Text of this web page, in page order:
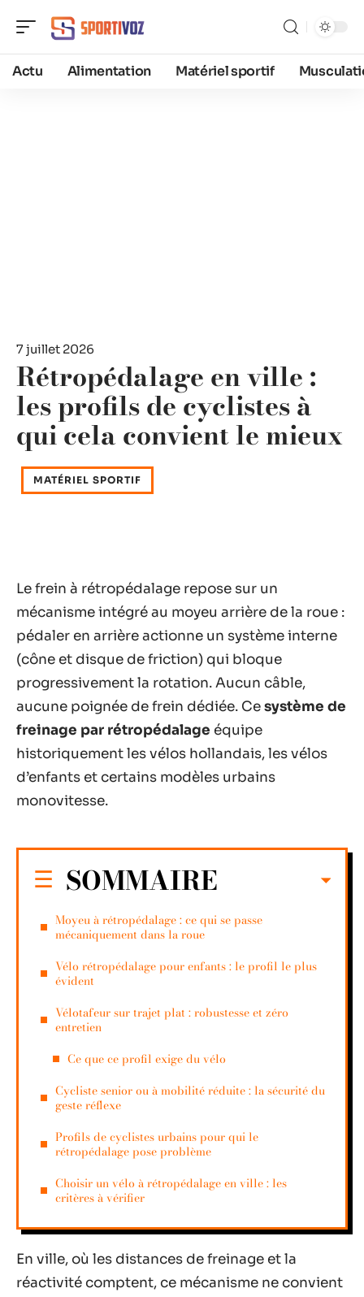
Actu Alimentation Matériel sportif
7 juillet 2026
Rétropédalage en ville :
les profils de cyclistes à
qui cela convient le mieux
MATÉRIEL SPORTIF
Le frein à rétropédalage repose sur un
mécanisme intégré au moyeu arrière de la roue :
pédaler en arrière actionne un système interne
(cône et disque de friction) qui bloque
progressivement la rotation. Aucun câble,
aucune poignée de frein dédiée. Cesystème de
freinage par rétropédalage équipe
historiquement les vélos hollandais, les vélos
d’enfants et certains modèles urbains
monovitesse.
SOMMAIRE
Moyeu à rétropédalage : ce qui se passe
mécaniquement dans la roue
Vélo rétropédalage pour enfants : le profil le plus
évident
Vélotafeur sur trajet plat : robustesse et zéro
entretien
Ce que ce profil exige du vélo
Cycliste senior ou à mobilité réduite : la sécurité du
geste réflexe
Profils de cyclistes urbains pour qui le
rétropédalage pose problème
Choisir un vélo à rétropédalage en ville : les
critères à vérifier
En ville, où les distances de freinage et la
réactivité comptent, ce mécanisme ne convient